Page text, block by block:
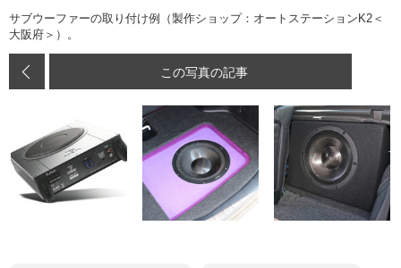
サブウーファーの取り付け例（製作ショップ：オートステーションK2＜
大阪府＞）。
この写真の記事